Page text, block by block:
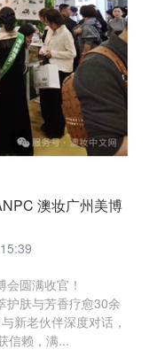
澳妆广州美博
圆满收官！
护肤与芳香疗愈30余
新老伙伴深度对话，
信赖，满...